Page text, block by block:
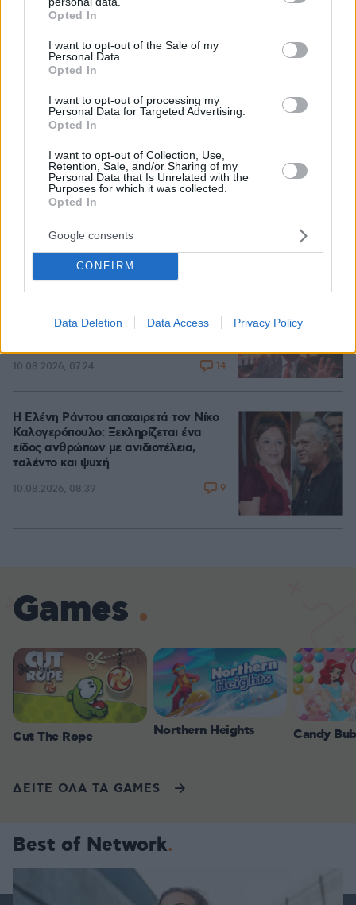
grant or deny consent to Google and its third-party tags to
use your data for below specified purposes in below Google
consent section.
Opted In
I want to opt-out of the Sale of my
Personal Data.
Opted In
I want to opt-out of processing my
Personal Data for Targeted Advertising.
Opted In
I want to opt-out of Collection, Use,
Retention, Sale, and/or Sharing of my
Personal Data that Is Unrelated with the
Purposes for which it was collected.
Opted In
Google consents
CONFIRM
Data Deletion Data Access Privacy Policy
Αθηνών, που διάβασε τον Ιπποκρατικό
10.08.2026, 08:09 29
Γιαννακόπουλος για Ολυμπιακό: «Πριν
10 χρόνια φώναζαν οφσάιντ, δεν
ήξεραν ότι η μπάλα μπάσκετ είναι
πορτοκαλί» - Τι είπε για το έμφραγμα
που υπέστη το 2020, Αταμάν,
Ομπράντοβιτς και Αγγελόπουλους
09.08.2026, 18:32
Χάος στη Μέση Ανατολή 5 μήνες από
την έναρξη του πολέμου: Το
λογαριασμό, οι ΗΠΑ χάνουν τον
10.08.2026, 07:24 14
Η Ελένη Ράντου αποχαιρετά τον Νίκο
Καλογερόπουλο: Ξεκληρίζεται ένα
είδος ανθρώπων με ανιδιοτέλεια,
ταλέντο και ψυχή
10.08.2026, 08:39 9
Games
Cut The Rope Northern Heights Candy
ΔΕΙΤΕ ΟΛΑ ΤΑ GAMES
Best of Network